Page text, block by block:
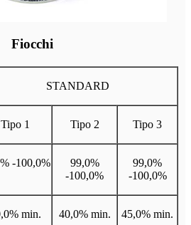
Fiocchi
STANDARD
Tipo 1 Tipo 2 Tipo 3
-100,0%
99,0%
-100,0%
99,0%
-100,0%
min. 40,0% min. 45,0% min.